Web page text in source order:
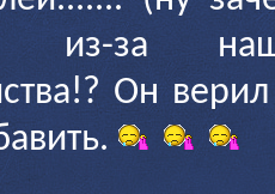
из-за
Он